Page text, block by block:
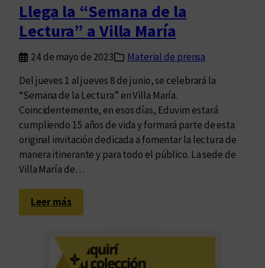
Llega la “Semana de la
Lectura” a Villa María
24 de mayo de 2023
Material de prensa
Del jueves 1 al jueves 8 de junio, se celebrará la
“Semana de la Lectura” en Villa María.
Coincidentemente, en esos días, Eduvim estará
cumpliendo 15 años de vida y formará parte de esta
original invitación dedicada a fomentar la lectura de
manera itinerante y para todo el público. La sede de
Villa María de…
Leer más:
L
g